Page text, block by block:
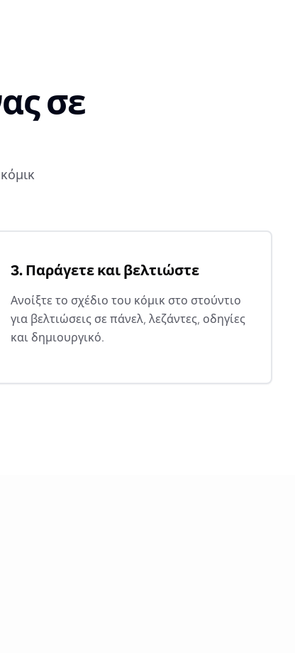
σε
3. Παράγετε και βελτιώστε
Ανοίξτε το σχέδιο του κόμικ στο στούντιο
για βελτιώσεις σε πάνελ, λεζάντες, οδηγίες
και δημιουργικό.